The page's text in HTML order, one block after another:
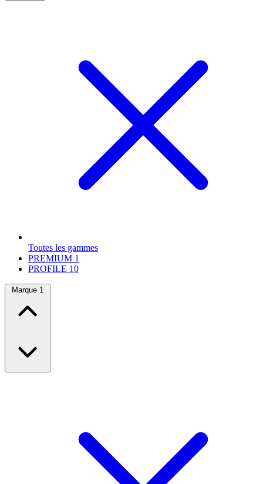
Toutes les gammes
PREMIUM 1
PROFILE 10
Marque 1